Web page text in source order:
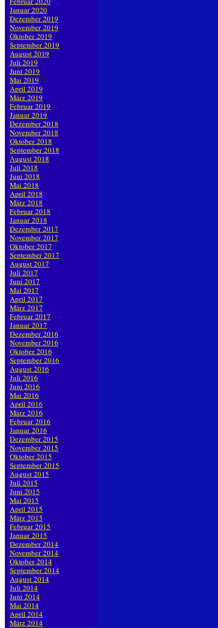
Januar 2020
Dezember 2019
November 2019
Oktober 2019
September 2019
August 2019
Juli 2019
Juni 2019
Mai 2019
April 2019
März 2019
Februar 2019
Januar 2019
Dezember 2018
November 2018
Oktober 2018
September 2018
August 2018
Juli 2018
Juni 2018
Mai 2018
April 2018
März 2018
Februar 2018
Januar 2018
Dezember 2017
November 2017
Oktober 2017
September 2017
August 2017
Juli 2017
Juni 2017
Mai 2017
April 2017
März 2017
Februar 2017
Januar 2017
Dezember 2016
November 2016
Oktober 2016
September 2016
August 2016
Juli 2016
Juni 2016
Mai 2016
April 2016
März 2016
Februar 2016
Januar 2016
Dezember 2015
November 2015
Oktober 2015
September 2015
August 2015
Juli 2015
Juni 2015
Mai 2015
April 2015
März 2015
Februar 2015
Januar 2015
Dezember 2014
November 2014
Oktober 2014
September 2014
August 2014
Juli 2014
Juni 2014
Mai 2014
April 2014
März 2014